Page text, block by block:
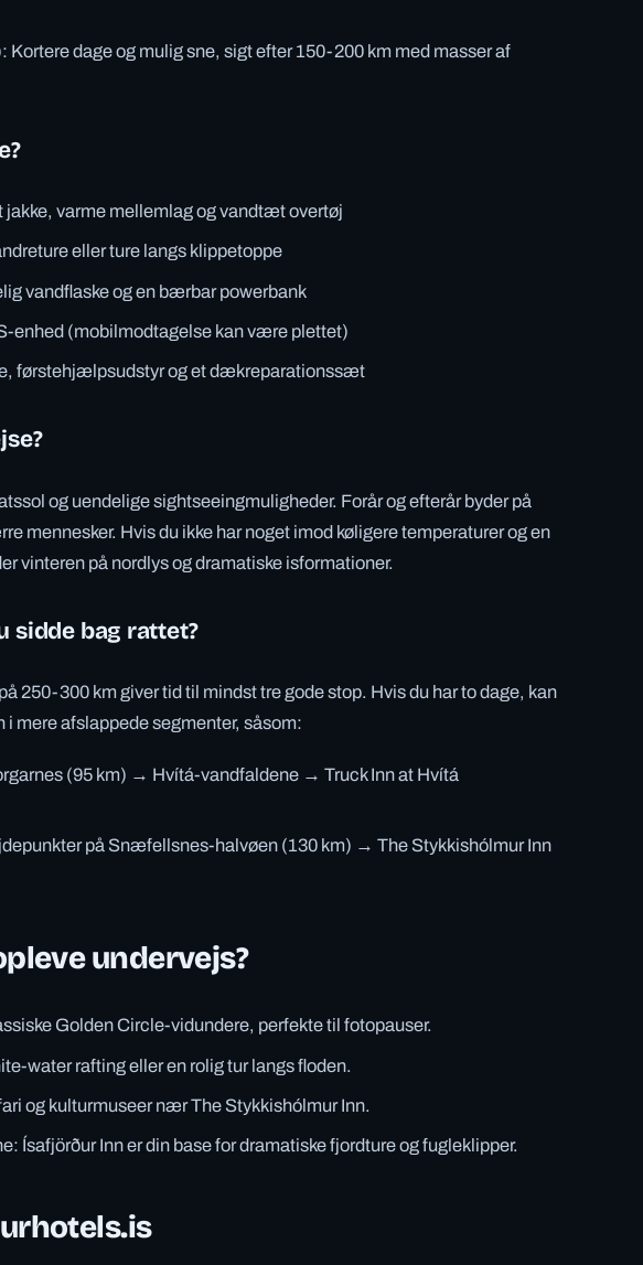
Kortere dage og mulig sne, sigt efter 150-200 km med masser af
varme mellemlag og vandtæt overtøj
eller ture langs klippetoppe
vandflaske og en bærbar powerbank
enhed (mobilmodtagelse kan være plettet)
førstehjælpsudstyr og et dækreparationssæt
og uendelige sightseeingmuligheder. Forår og efterår byder på
mennesker. Hvis du ikke har noget imod køligere temperaturer og en
vinteren på nordlys og dramatiske isformationer.
sidde bag rattet?
250-300 km giver tid til mindst tre gode stop. Hvis du har to dage, kan
i mere afslappede segmenter, såsom:
(95 km) → Hvítá-vandfaldene → Truck Inn at Hvítá
på Snæfellsnes-halvøen (130 km) → The Stykkishólmur Inn
undervejs?
Golden Circle-vidundere, perfekte til fotopauser.
water rafting eller en rolig tur langs floden.
og kulturmuseer nær The Stykkishólmur Inn.
Ísafjörður Inn er din base for dramatiske fjordture og fugleklipper.